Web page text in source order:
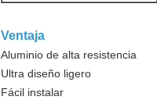
Ventaja
Aluminio de alta resistencia
Ultra diseño ligero
Fácil instalar